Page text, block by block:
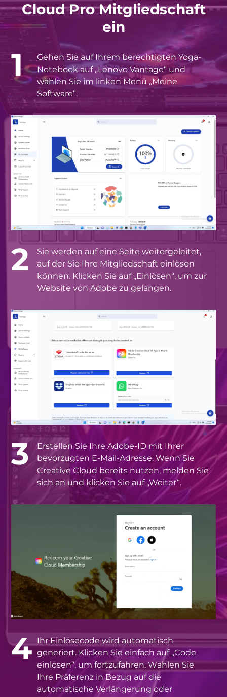
Cloud Pro Mitgliedschaft
ein
1
Gehen Sie auf Ihrem berechtigten Yoga-
Notebook auf „Lenovo Vantage“ und
wählen Sie im linken Menü „Meine
Software“.
2
Sie werden auf eine Seite weitergeleitet,
auf der Sie Ihre Mitgliedschaft einlösen
können. Klicken Sie auf „Einlösen“, um zur
Website von Adobe zu gelangen.
3
Erstellen Sie Ihre Adobe-ID mit Ihrer
bevorzugten E-Mail-Adresse. Wenn Sie
Creative Cloud bereits nutzen, melden Sie
sich an und klicken Sie auf „Weiter“.
4 Ihr Einlösecode wird automatisch
generiert. Klicken Sie einfach auf „Code
einlösen“, um fortzufahren. Wählen Sie
Ihre Präferenz in Bezug auf die
automatische Verlängerung oder